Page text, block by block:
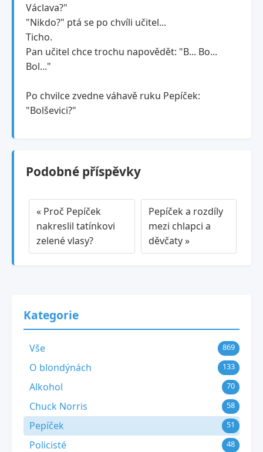
Václava?"
"Nikdo?" ptá se po chvíli učitel...
Ticho.
Pan učitel chce trochu napovědět: "B... Bo...
Bol..."
Po chvilce zvedne váhavě ruku Pepíček:
"Bolševici?"
Podobné příspěvky
« Proč Pepíček
nakreslil tatínkovi
zelené vlasy?
Pepíček a rozdíly
mezi chlapci a
děvčaty »
Kategorie
Vše 869
O blondýnách 133
Alkohol 70
Chuck Norris 58
Pepíček 51
Policisté 48